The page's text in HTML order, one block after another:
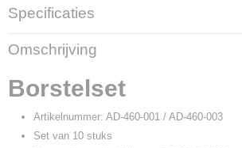
Specificaties
Productcode
16593
Productcode leverancier
AD-460-001
Omschrijving
Borstelset
Artikelnummer: AD-460-001 / AD-460-003
Set van 10 stuks